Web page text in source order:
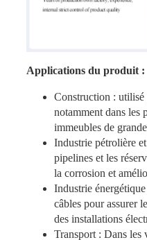
Applications du produit :
Construction : utilisé
notamment dans les
immeubles de
Industrie pétrolière
pipelines et les
la corrosion et
Industrie
câbles pour assurer
des installations
Transport : Dans les